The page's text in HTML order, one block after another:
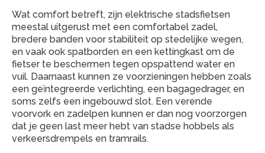
Wat comfort betreft, zijn elektrische stadsfietsen
meestal uitgerust met een comfortabel zadel,
bredere banden voor stabiliteit op stedelijke wegen,
en vaak ook spatborden en een kettingkast om de
fietser te beschermen tegen opspattend water en
vuil. Daarnaast kunnen ze voorzieningen hebben zoals
een geïntegreerde verlichting, een bagagedrager, en
soms zelfs een ingebouwd slot. Een verende
voorvork en zadelpen kunnen er dan nog voorzorgen
dat je geen last meer hebt van stadse hobbels als
verkeersdrempels en tramrails.